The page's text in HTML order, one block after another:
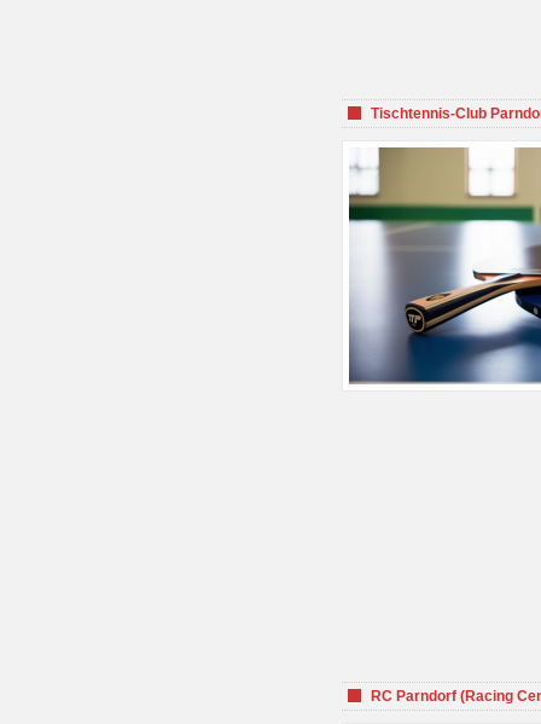
Tischtennis-Club
RC Parndorf (Racing